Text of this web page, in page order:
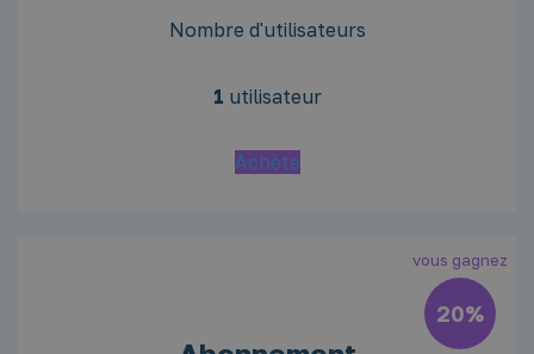
Nombre d'utilisateurs
1 utilisateur
Achète
vous gagnez
20%